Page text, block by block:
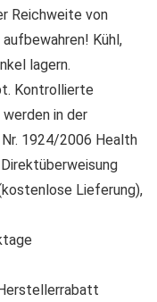
Reichweite von
Kühl,
lagern.
Kontrollierte
in der
Nr. 1924/2006 Health
Lieferung),